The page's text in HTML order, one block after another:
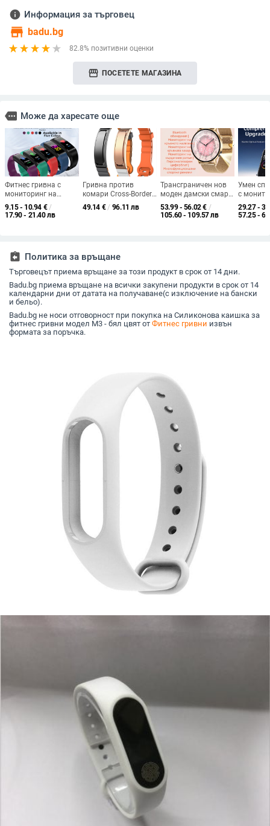
info Информация за търговец
store badu.bg
82.8% позитивни оценки
storefront ПОСЕТЕТЕ МАГАЗИНА
more Може да харесате още
Фитнес гривна с
мониторинг на
сърдечен ритъм,
докосване, безжичен
9.15 - 10.94€ /
17.90 - 21.40 лв
Гривна против
комари Cross-Border
S3 за възрастни,
мониторинг на
предотвратяване на
мултиспортен режим
49.14 € / 96.11 лв
Трансграничен нов
моден дамски смарт
часовник G34 с
измерване на пулса,
53.99 - 56.02€ /
105.60 - 109.57 лв
Умен
с
29.27 -
57.25 -
assignment_return Политика за връщане
Търговецът приема връщане за този продукт в срок от 14 дни.
Badu.bg приема връщане на всички закупени продукти в срок от 14
календарни дни от датата на получаване(с изключение на бански
и бельо).
Badu.bg не носи отговорност при покупка на Силиконова каишка за
фитнес гривни модел M3 - бял цвят от Фитнес гривни извън
формата за поръчка.